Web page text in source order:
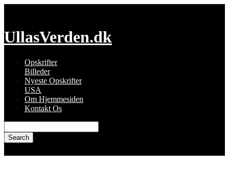
UllasVerden.dk
Opskrifter
Billeder
Nyeste Opskrifter
USA
Om Hjemmesiden
Kontakt Os
for: